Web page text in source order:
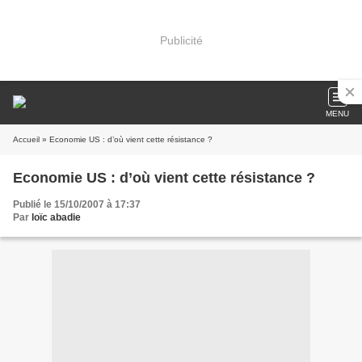
Publicité
MENU
Accueil » Economie US : d’où vient cette résistance ?
Economie US : d’où vient cette résistance ?
Publié le 15/10/2007 à 17:37
Par loïc abadie